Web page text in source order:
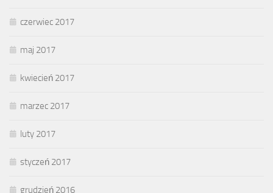
czerwiec 2017
maj 2017
kwiecień 2017
marzec 2017
luty 2017
styczeń 2017
grudzień 2016